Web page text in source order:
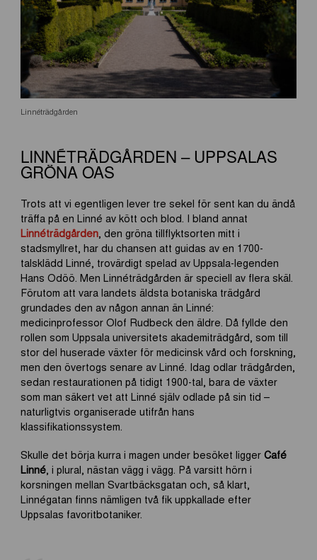
Linnéträdgården
LINNÉTRÄDGÅRDEN – UPPSALAS
GRÖNA OAS
Trots att vi egentligen lever tre sekel för sent kan du ändå
träffa på en Linné av kött och blod. I bland annat
Linnéträdgården, den gröna tillflyktsorten mitt i
stadsmyllret, har du chansen att guidas av en 1700-
talsklädd Linné, trovärdigt spelad av Uppsala-legenden
Hans Odöö. Men Linnéträdgården är speciell av flera skäl.
Förutom att vara landets äldsta botaniska trädgård
grundades den av någon annan än Linné:
medicinprofessor Olof Rudbeck den äldre. Då fyllde den
rollen som Uppsala universitets akademiträdgård, som till
stor del huserade växter för medicinsk vård och forskning,
men den övertogs senare av Linné. Idag odlar trädgården,
sedan restaurationen på tidigt 1900-tal, bara de växter
som man säkert vet att Linné själv odlade på sin tid –
naturligtvis organiserade utifrån hans
klassifikationssystem.
Skulle det börja kurra i magen under besöket liggerCafé
Linné, i plural, nästan vägg i vägg. På varsitt hörn i
korsningen mellan Svartbäcksgatan och, så klart,
Linnégatan finns nämligen två fik uppkallade efter
Uppsalas favoritbotaniker.